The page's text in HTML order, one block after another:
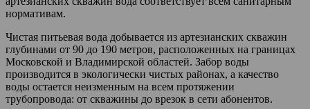
нормативам.
Чистая питьевая вода добывается из артезианских скважин
глубинами от 90 до 190 метров, расположенных на границах
Московской и Владимирской областей. Забор воды
производится в экологически чистых районах, а качество
воды остается неизменным на всем протяжении
трубопровода: от скважины до врезок в сети абонентов.